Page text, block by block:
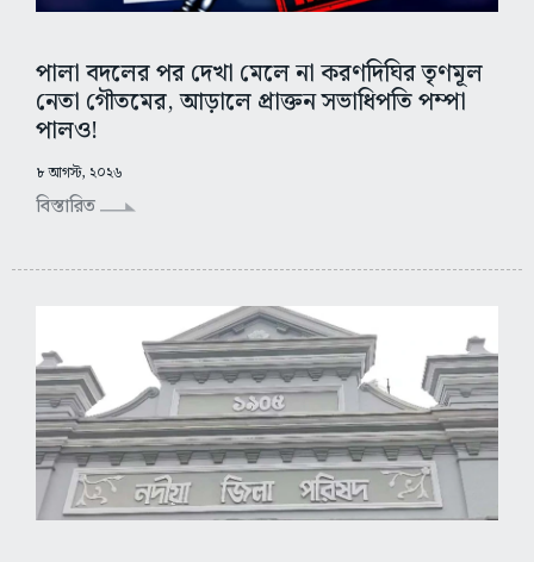
পালা বদলের পর দেখা মেলে না করণদিঘির তৃণমূল
নেতা গৌতমের, আড়ালে প্রাক্তন সভাধিপতি পম্পা
পালও!
৮ আগস্ট, ২০২৬
বিস্তারিত